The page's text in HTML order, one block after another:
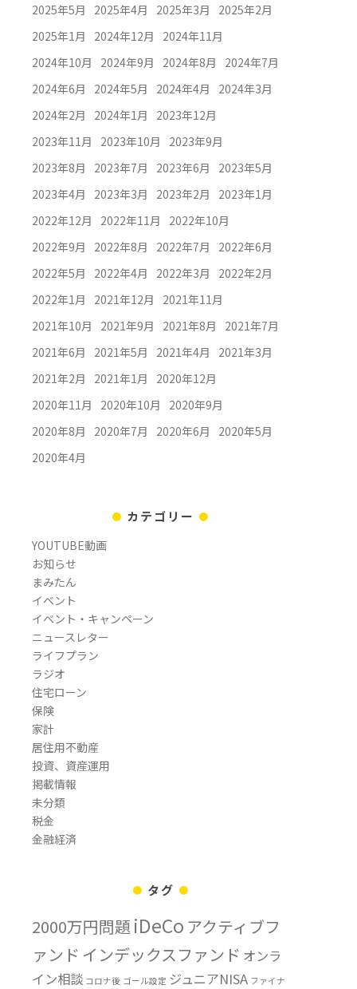
2025年5月 2025年4月 2025年3月
2025年2月
2025年1月
2024年12月
2024年11月
2024年10月
2024年9月 2024年8月
2024年7月
2024年6月
2024年5月 2024年4月
2024年3月
2024年2月
2024年1月
2023年12月
2023年11月
2023年10月
2023年9月
2023年8月
2023年7月 2023年6月
2023年5月
2023年4月
2023年3月 2023年2月
2023年1月
2022年12月
2022年11月
2022年10月
2022年9月
2022年8月 2022年7月
2022年6月
2022年5月
2022年4月 2022年3月
2022年2月
2022年1月
2021年12月
2021年11月
2021年10月
2021年9月 2021年8月
2021年7月
2021年6月
2021年5月 2021年4月
2021年3月
2021年2月
2021年1月
2020年12月
2020年11月
2020年10月
2020年9月
2020年8月
2020年7月 2020年6月
2020年5月
2020年4月
カテゴリー
YOUTUBE動画
お知らせ
まみたん
イベント
イベント・キャンペーン
ニュースレター
ライフプラン
ラジオ
住宅ローン
保険
家計
居住用不動産
投資、資産運用
掲載情報
未分類
税金
金融経済
タグ
2000万円問題 iDeCo アクティブフ
ァンド インデックスファンド オンラ
イン相談 コロナ後 ゴール設定 ジュニアNISA ファイナ